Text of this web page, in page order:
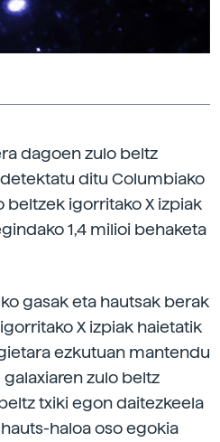
dagoen zulo beltz
ditu Columbiako
beltzek igorritako X izpiak
1,4 milioi behaketa
gasak eta hautsak berak
X izpiak haietatik
ezkutuan mantendu
zulo beltz
txiki egon daitezkeela
haloa oso egokia